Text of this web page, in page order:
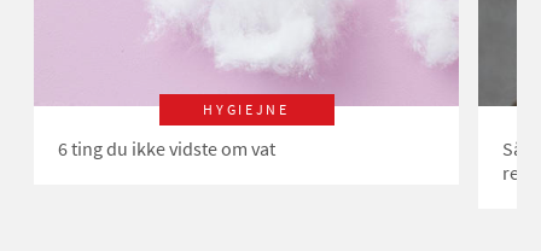
HYGIEJNE
6 ting du ikke vidste om vat